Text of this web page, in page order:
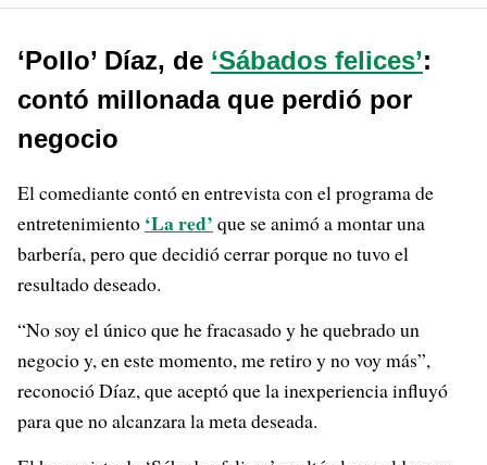
‘Pollo’ Díaz, de ‘Sábados felices’:
contó millonada que perdió por
negocio
El comediante contó en entrevista con el programa de
entretenimiento ‘La red’ que se animó a montar una
barbería, pero que decidió cerrar porque no tuvo el
resultado deseado.
“No soy el único que he fracasado y he quebrado un
negocio y, en este momento, me retiro y no voy más”,
reconoció Díaz, que aceptó que la inexperiencia influyó
para que no alcanzara la meta deseada.